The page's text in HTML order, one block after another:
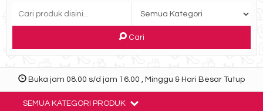
Cari
Buka jam 08.00 s/d jam 16.00 , Minggu & Hari Besar Tutup
SEMUA KATEGORI PRODUK